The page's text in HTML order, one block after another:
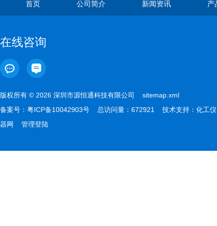
首页 公司简介 新闻资讯 产
在线咨询
版权所有 © 2026 深圳市源恒通科技有限公司 sitemap.xml
备案号： 粤ICP备10042903号 总访问量：672921 技术支持： 化工仪
器网
管理登陆